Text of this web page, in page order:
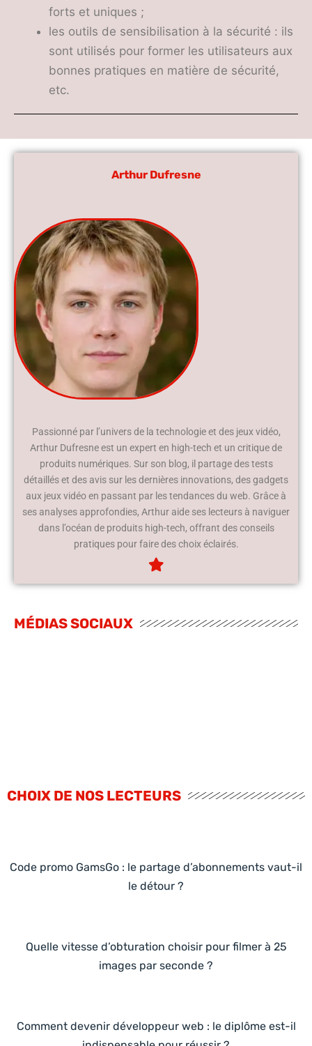
forts et uniques ;
les outils de sensibilisation à la sécurité : ils
sont utilisés pour former les utilisateurs aux
bonnes pratiques en matière de sécurité,
etc.
Arthur Dufresne
Passionné par l’univers de la technologie et des jeux vidéo,
Arthur Dufresne est un expert en high-tech et un critique de
produits numériques. Sur son blog, il partage des tests
détaillés et des avis sur les dernières innovations, des gadgets
aux jeux vidéo en passant par les tendances du web. Grâce à
ses analyses approfondies, Arthur aide ses lecteurs à naviguer
dans l’océan de produits high-tech, offrant des conseils
pratiques pour faire des choix éclairés.
MÉDIAS SOCIAUX
CHOIX DE NOS LECTEURS
Code promo GamsGo : le partage d’abonnements vaut-il
le détour ?
Quelle vitesse d’obturation choisir pour filmer à 25
images par seconde ?
Comment devenir développeur web : le diplôme est-il